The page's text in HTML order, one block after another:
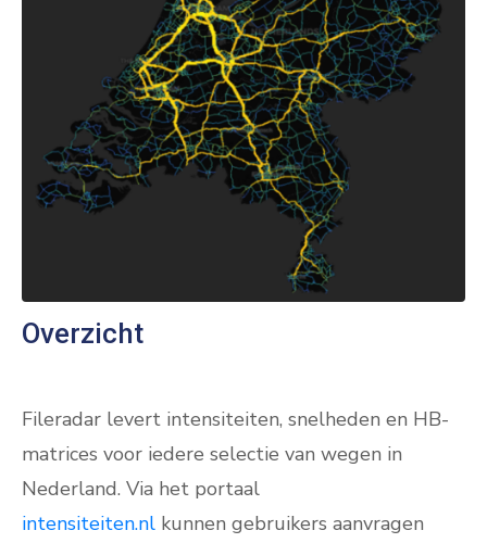
Overzicht
Fileradar levert intensiteiten, snelheden en HB-
matrices voor iedere selectie van wegen in
Nederland. Via het portaal
intensiteiten.nl kunnen gebruikers aanvragen